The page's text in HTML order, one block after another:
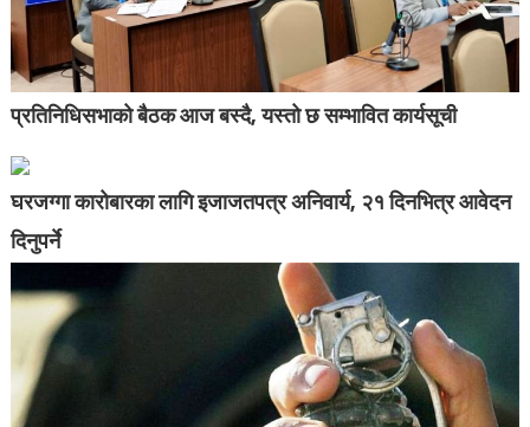
प्रतिनिधिसभाको बैठक आज बस्दै, यस्तो छ सम्भावित कार्यसूची
घरजग्गा कारोबारका लागि इजाजतपत्र अनिवार्य, २१ दिनभित्र आवेदन
दिनुपर्ने